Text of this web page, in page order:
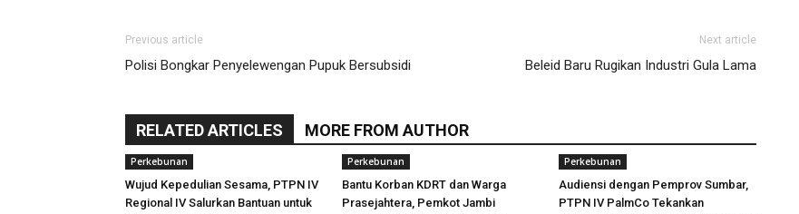
Previous article
Polisi Bongkar Penyelewengan Pupuk Bersubsidi
Next article
Beleid Baru Rugikan Industri Gula Lama
RELATED ARTICLES MORE FROM AUTHOR
Perkebunan
Wujud Kepedulian Sesama, PTPN IV
Regional IV Salurkan Bantuan untuk
Perkebunan
Bantu Korban KDRT dan Warga
Prasejahtera, Pemkot Jambi
Perkebunan
Audiensi dengan Pemprov Sumbar,
PTPN IV PalmCo Tekankan